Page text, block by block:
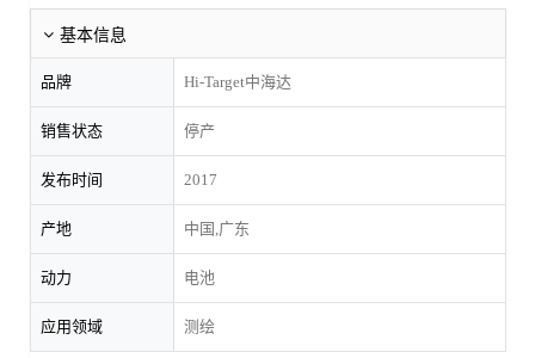
基本信息
品牌 Hi-Target中海达
销售状态 停产
发布时间 2017
产地 中国,广东
动力 电池
应用领域 测绘